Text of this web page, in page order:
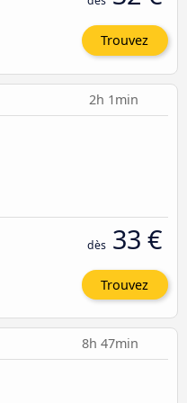
Trouvez
2h 1min
dès 33 €
Trouvez
8h 47min